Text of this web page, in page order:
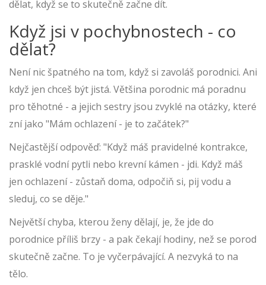
dělat, když se to skutečně začne dít.
Když jsi v pochybnostech - co
dělat?
Není nic špatného na tom, když si zavoláš porodnici. Ani
když jen chceš být jistá. Většina porodnic má poradnu
pro těhotné - a jejich sestry jsou zvyklé na otázky, které
zní jako "Mám ochlazení - je to začátek?"
Nejčastější odpověď: "Když máš pravidelné kontrakce,
prasklé vodní pytli nebo krevní kámen - jdi. Když máš
jen ochlazení - zůstaň doma, odpočiň si, pij vodu a
sleduj, co se děje."
Největší chyba, kterou ženy dělají, je, že jde do
porodnice příliš brzy - a pak čekají hodiny, než se porod
skutečně začne. To je vyčerpávající. A nezvyká to na
tělo.